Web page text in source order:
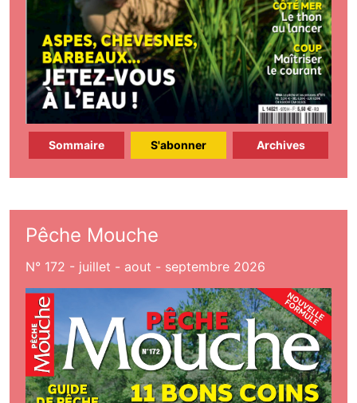
Sommaire S'abonner Archives
Pêche Mouche
N° 172 - juillet - aout - septembre 2026